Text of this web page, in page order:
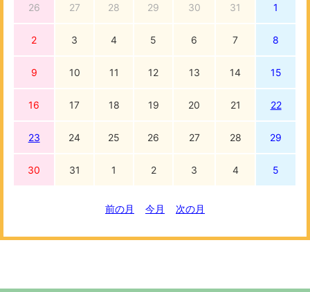
26 27 28 29 30 31 1
2 3 4 5 6 7 8
9 10 11 12 13 14 15
16 17 18 19 20 21 22
23 24 25 26 27 28 29
30 31 1 2 3 4 5
前の月 今月 次の月